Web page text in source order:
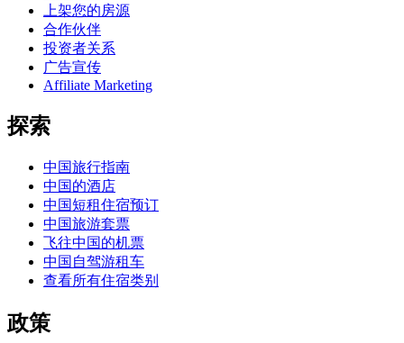
上架您的房源
合作伙伴
投资者关系
广告宣传
Affiliate Marketing
探索
中国旅行指南
中国的酒店
中国短租住宿预订
中国旅游套票
飞往中国的机票
中国自驾游租车
查看所有住宿类别
政策